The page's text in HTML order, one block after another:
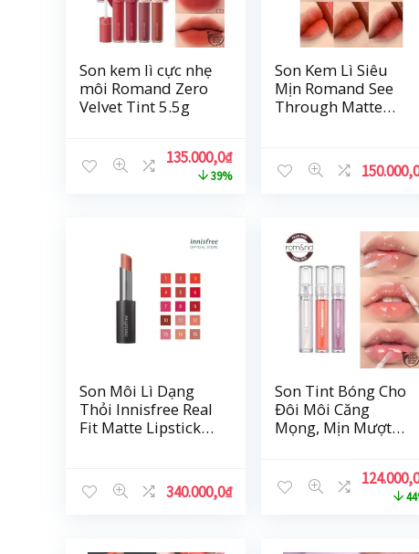
Son kem lì cực nhẹ
môi Romand Zero
Velvet Tint 5.5g
135.000,0₫
39%
Son Kem Lì Siêu
Mịn Romand See
Through Matte
Son Môi Lì Dạng
Thỏi Innisfree Real
Fit Matte Lipstick
340.000,0₫
Son Tint Bóng Cho
Đôi Môi Căng
Mọng, Mịn Mượt